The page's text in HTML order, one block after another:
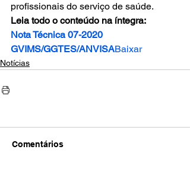
profissionais do serviço de saúde.
Leia todo o conteúdo na íntegra:
Nota Técnica 07-2020
GVIMS/GGTES/ANVISABaixar
Notícias
Comentários